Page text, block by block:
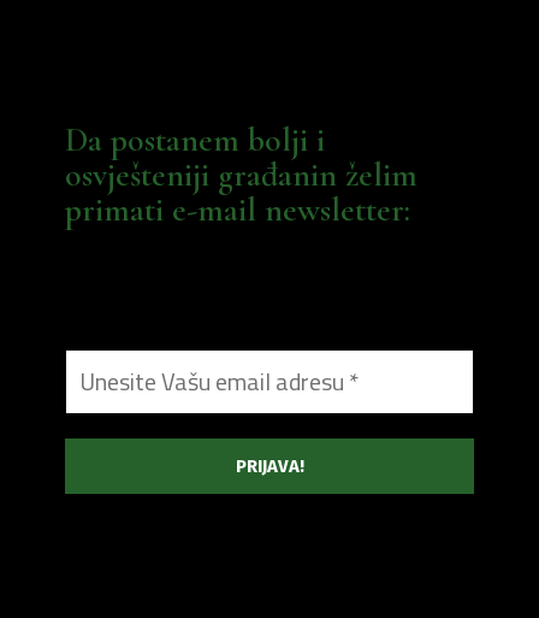
Da postanem bolji i
osvješteniji građanin želim
primati e-mail newsletter: